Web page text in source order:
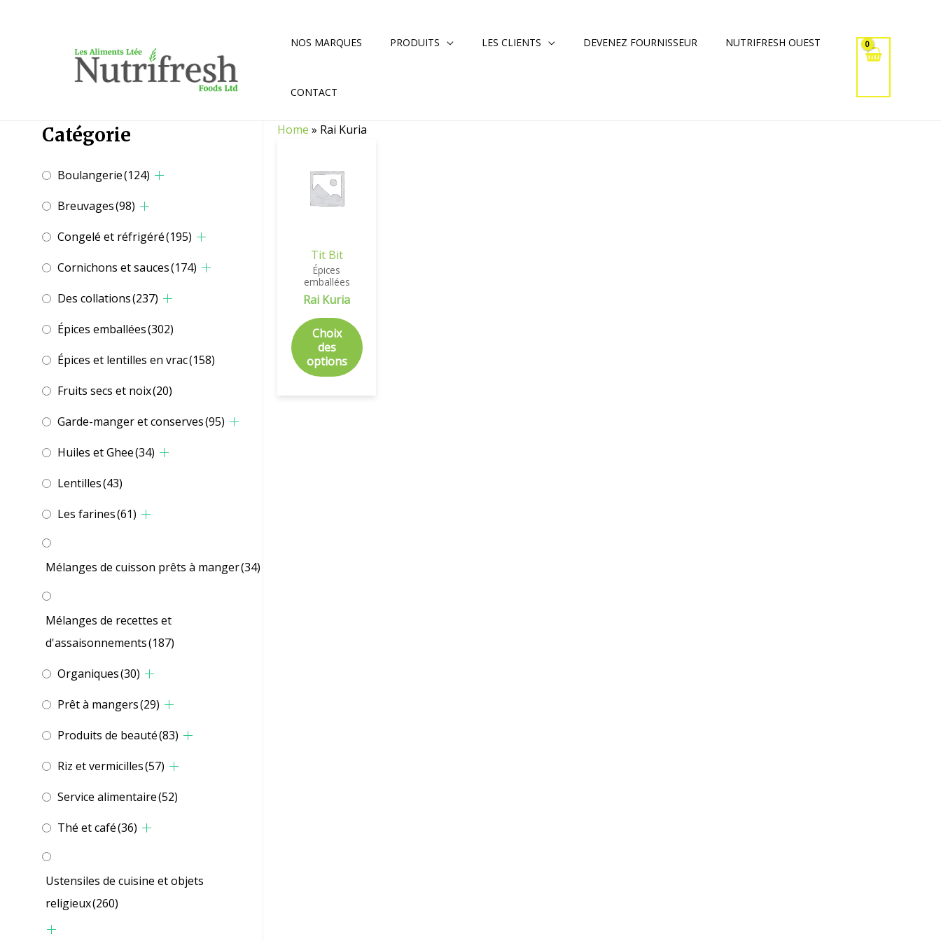
NOS MARQUES PRODUITS LES CLIENTS DEVENEZ FOURNISSEUR NUTRIFRESH OUEST
CONTACT
Catégorie
Boulangerie(124)
Breuvages(98)
Congelé et réfrigéré(195)
Cornichons et sauces(174)
Des collations(237)
Épices emballées(302)
Épices et lentilles en vrac(158)
Fruits secs et noix(20)
Garde-manger et conserves(95)
Huiles et Ghee(34)
Lentilles(43)
Les farines(61)
Mélanges de cuisson prêts à manger(34)
Mélanges de recettes et
d'assaisonnements(187)
Organiques(30)
Prêt à mangers(29)
Produits de beauté(83)
Riz et vermicilles(57)
Service alimentaire(52)
Thé et café(36)
Ustensiles de cuisine et objets
religieux(260)
Home » Rai Kuria
Tit Bit
Épices
emballées
Rai Kuria
Choix
des
options